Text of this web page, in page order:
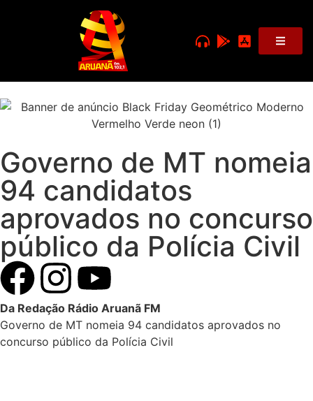
Governo de MT nomeia
94 candidatos
aprovados no concurso
público da Polícia Civil
Da Redação Rádio Aruanã FM
Governo de MT nomeia 94 candidatos aprovados no
concurso público da Polícia Civil